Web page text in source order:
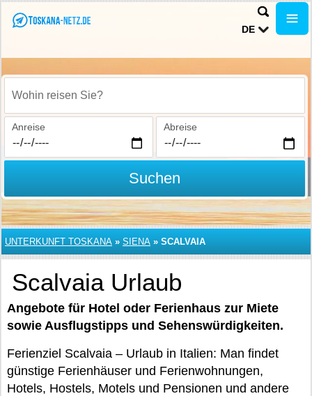
DE
Wohin reisen Sie?
Anreise Abreise
Suchen
UNTERKUNFT TOSKANA » SIENA » SCALVAIA
Scalvaia Urlaub
Angebote für Hotel oder Ferienhaus zur Miete
sowie Ausflugstipps und Sehenswürdigkeiten.
Ferienziel Scalvaia – Urlaub in Italien: Man findet
günstige Ferienhäuser und Ferienwohnungen,
Hotels, Hostels, Motels und Pensionen und andere